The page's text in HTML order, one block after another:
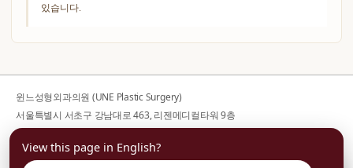
있습니다.
윈느성형외과의원 (UNE Plastic Surgery)
서울특별시 서초구 강남대로 463, 리젠메디컬타워 9층
사업자등록번호 176-44-00752
대표전화02-599-1888· 대표자 김의건
View this page in English?